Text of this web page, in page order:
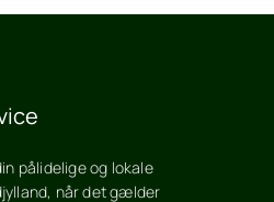
pålidelige og lokale
når det gælder